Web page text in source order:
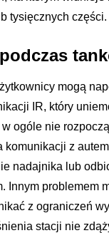
tysięcznych części.
mogą
IR, który
ogóle nie
komunikacji z
nadajnika lub
Innym problemem
z ograniczeń
stacji nie